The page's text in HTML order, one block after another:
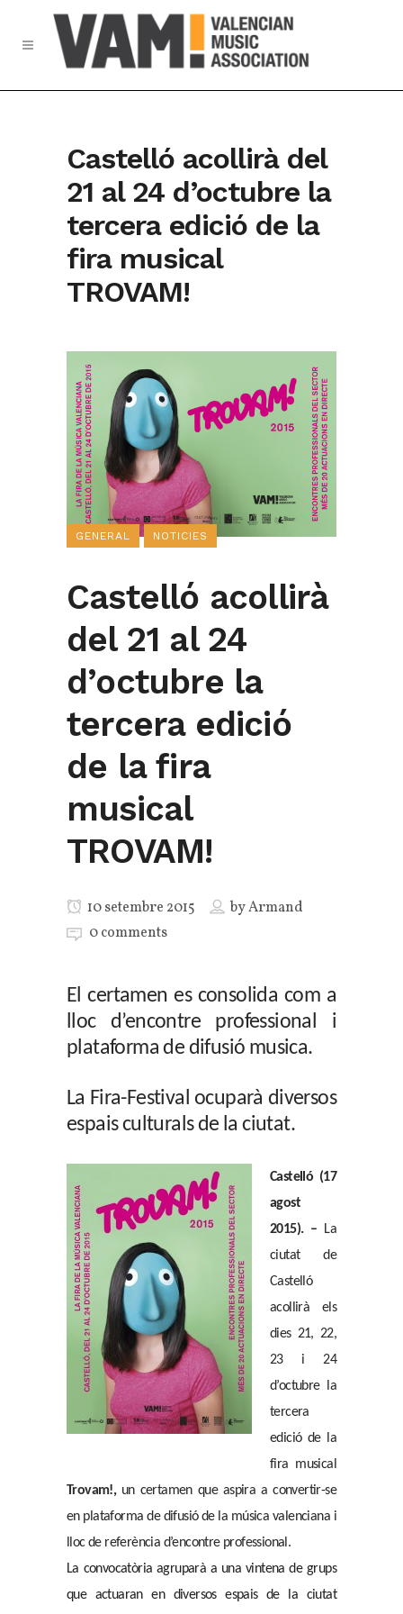
Castelló acollirà del
21 al 24 d’octubre la
tercera edició de la
fira musical
TROVAM!
GENERAL NOTICIES
Castelló acollirà
del 21 al 24
d’octubre la
tercera edició
de la fira
musical
TROVAM!
10 setembre 2015 byArmand
0 comments
El certamen es consolida com a
lloc d’encontre professional i
plataforma de difusió musica.
La Fira-Festival ocuparà diversos
espais culturals de la ciutat.
Castelló (17
agost
2015). – La
ciutat de
Castelló
acollirà els
dies 21, 22,
23 i 24
d’octubre la
tercera
edició de la
fira musical
Trovam!,un certamen que aspira a convertir-se
en plataforma de difusió de la música valenciana i
lloc de referència d’encontre professional.
La convocatòria agruparà a una vintena de grups
que actuaran en diversos espais de la ciutat